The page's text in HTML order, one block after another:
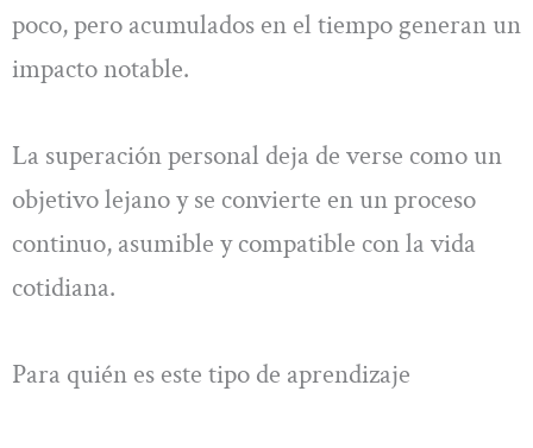
poco, pero acumulados en el tiempo generan un
impacto notable.
La superación personal deja de verse como un
objetivo lejano y se convierte en un proceso
continuo, asumible y compatible con la vida
cotidiana.
Para quién es este tipo de aprendizaje